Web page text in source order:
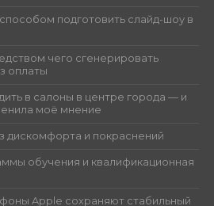
подготовить слайд-шоу в
чего сгенерировать
оплаты
в салоны в центре города — и
моё мнение
дискомфорта и покраснений
обучения и квалификационная
Apple сохраняют стабильный